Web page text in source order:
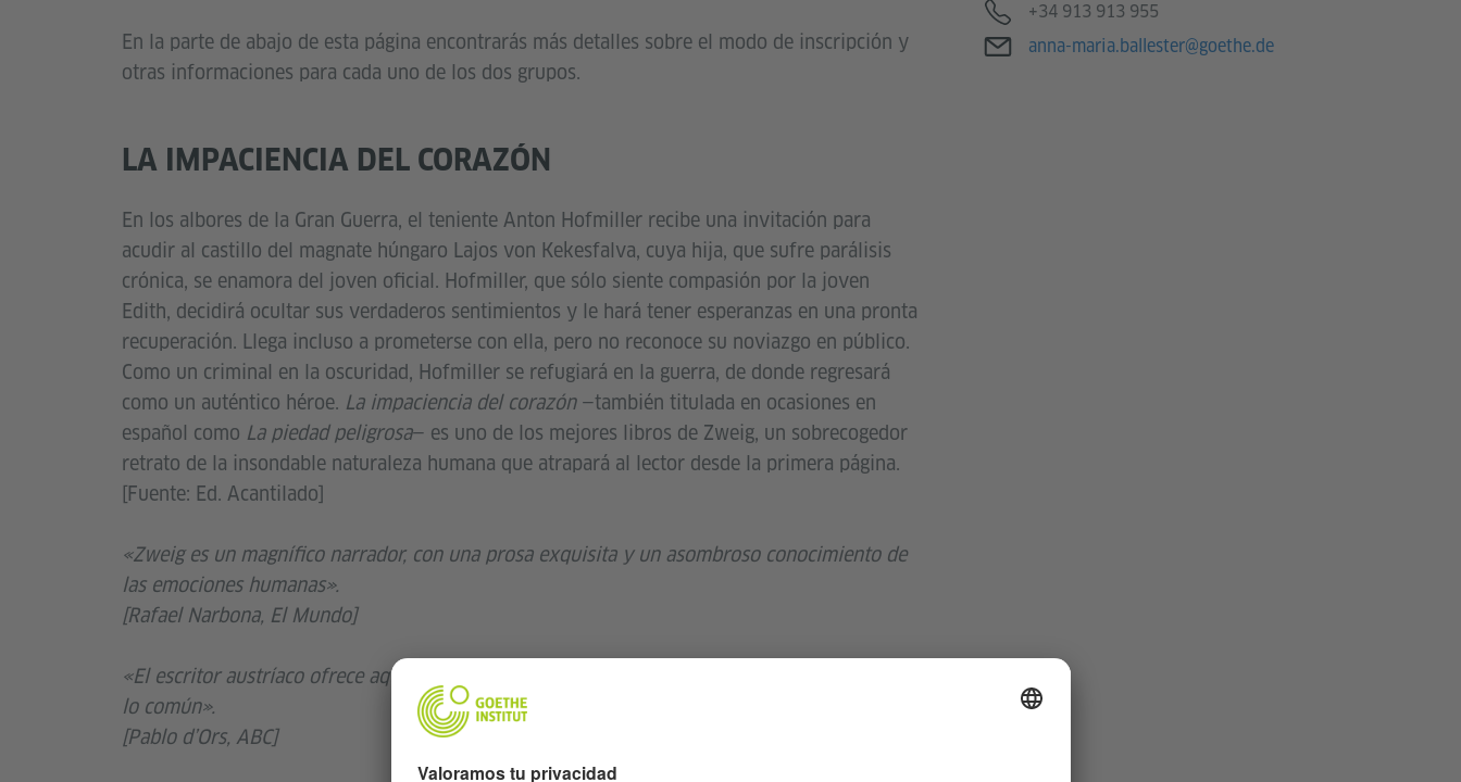
En la parte de abajo de esta página encontrarás más detalles sobre el modo de inscripción y
otras informaciones para cada uno de los dos grupos.
LA IMPACIENCIA DEL CORAZÓN
En los albores de la Gran Guerra, el teniente Anton Hofmiller recibe una invitación para
acudir al castillo del magnate húngaro Lajos von Kekesfalva, cuya hija, que sufre parálisis
crónica, se enamora del joven oficial. Hofmiller, que sólo siente compasión por la joven
Edith, decidirá ocultar sus verdaderos sentimientos y le hará tener esperanzas en una pronta
recuperación. Llega incluso a prometerse con ella, pero no reconoce su noviazgo en público.
Como un criminal en la oscuridad, Hofmiller se refugiará en la guerra, de donde regresará
como un auténtico héroe. La impaciencia del corazón—también titulada en ocasiones en
español como La piedad peligrosa— es uno de los mejores libros de Zweig, un sobrecogedor
retrato de la insondable naturaleza humana que atrapará al lector desde la primera página.
[Fuente: Ed. Acantilado]
«Zweig es un magnífico narrador, con una prosa exquisita y un asombroso conocimiento de
las emociones humanas».
[Rafael Narbona, El Mundo]
«El escritor austríaco ofrece aquí un texto de inteligencia y sensibilidad narrativas fuera de
lo común».
[Pablo d’Ors, ABC]
Teléfono
+34 913 913 955
Correo electrónico
anna-maria.ballester@goethe.de